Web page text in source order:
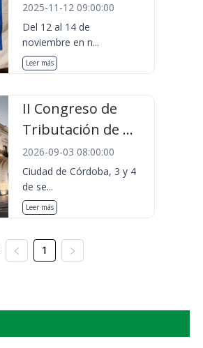
2025-11-12 09:00:00
Del 12 al 14 de
noviembre en n...
Leer más
II Congreso de
Tributación de ...
2026-09-03 08:00:00
Ciudad de Córdoba, 3 y 4
de se...
Leer más
1